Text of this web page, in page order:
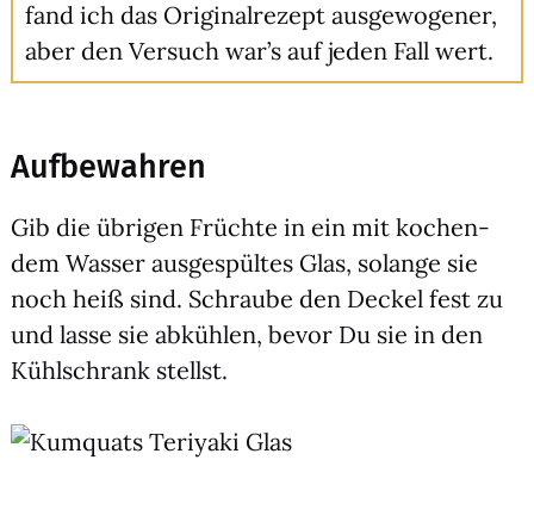
fand ich das Ori­gi­nal­re­zept aus­ge­wo­ge­ner,
aber den Ver­such war’s auf jeden Fall wert.
Aufbewahren
Gib die übri­gen Früch­te in ein mit kochen­
dem Was­ser aus­ge­spül­tes Glas, solan­ge sie
noch heiß sind. Schrau­be den Deckel fest zu
und las­se sie abküh­len, bevor Du sie in den
Kühl­schrank stellst.